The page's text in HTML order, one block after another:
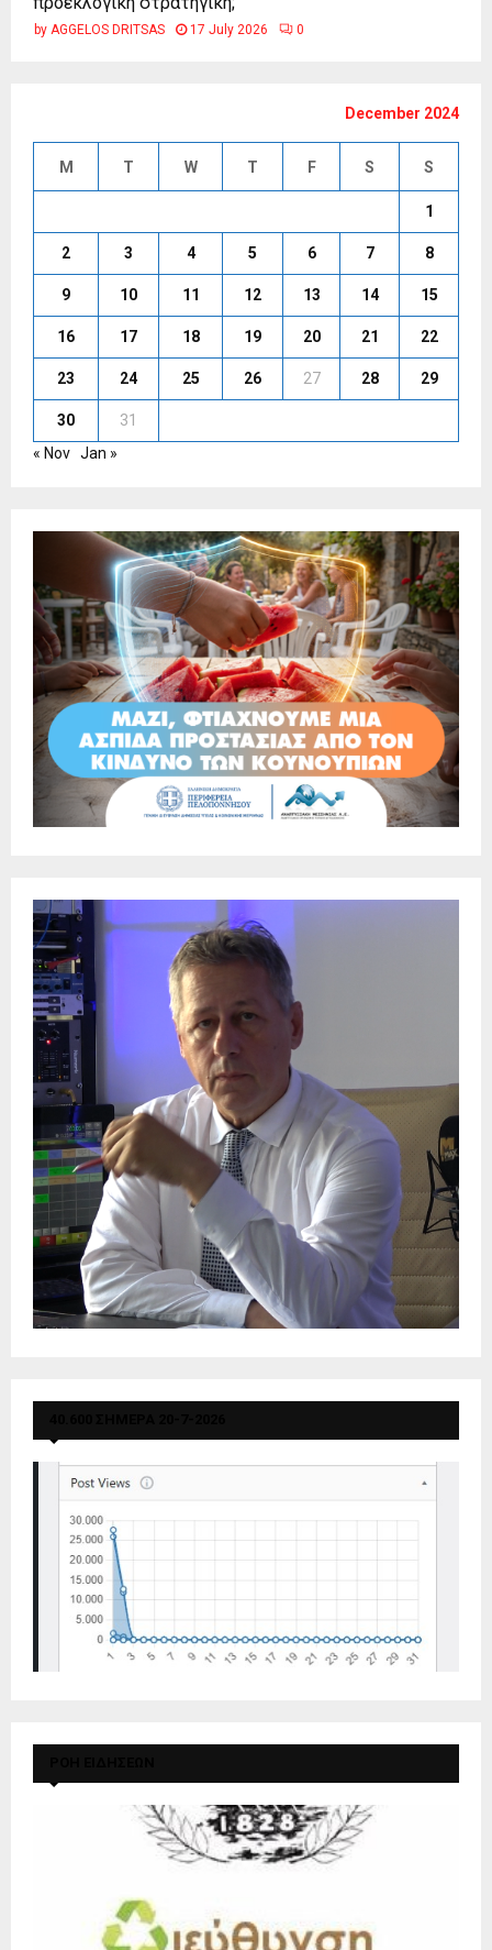
by AGGELOS DRITSAS 17 July 2026 0
December 2024
M T W T F S S
1
2 3 4 5 6 7 8
9 10 11 12 13 14 15
16 17 18 19 20 21 22
23 24 25 26 27 28 29
30
31
« Nov Jan »